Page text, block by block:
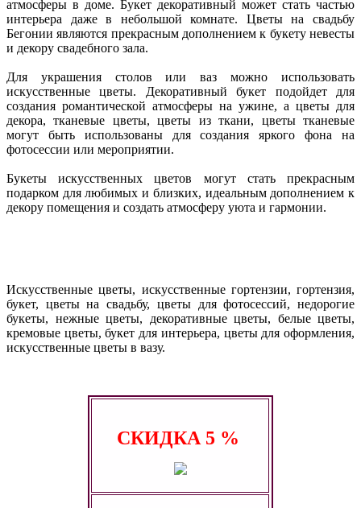
атмосферы в доме. Букет декоративный может стать частью
интерьера даже в небольшой комнате. Цветы на свадьбу
Бегонии являются прекрасным дополнением к букету невесты
и декору свадебного зала.
Для украшения столов или ваз можно использовать
искусственные цветы. Декоративный букет подойдет для
создания романтической атмосферы на ужине, а цветы для
декора, тканевые цветы, цветы из ткани, цветы тканевые
могут быть использованы для создания яркого фона на
фотосессии или мероприятии.
Букеты искусственных цветов могут стать прекрасным
подарком для любимых и близких, идеальным дополнением к
декору помещения и создать атмосферу уюта и гармонии.
Искусственные цветы, искусственные гортензии, гортензия,
букет, цветы на свадьбу, цветы для фотосессий, недорогие
букеты, нежные цветы, декоративные цветы, белые цветы,
кремовые цветы, букет для интерьера, цветы для оформления,
искусственные цветы в вазу.
СКИДКА 5 %